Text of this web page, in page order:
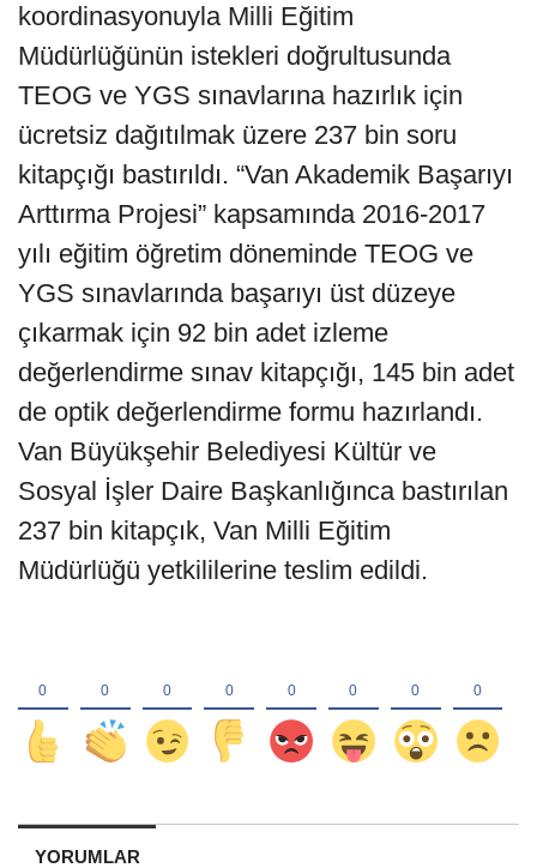
koordinasyonuyla Milli Eğitim
Müdürlüğünün istekleri doğrultusunda
TEOG ve YGS sınavlarına hazırlık için
ücretsiz dağıtılmak üzere 237 bin soru
kitapçığı bastırıldı. “Van Akademik Başarıyı
Arttırma Projesi” kapsamında 2016-2017
yılı eğitim öğretim döneminde TEOG ve
YGS sınavlarında başarıyı üst düzeye
çıkarmak için 92 bin adet izleme
değerlendirme sınav kitapçığı, 145 bin adet
de optik değerlendirme formu hazırlandı.
Van Büyükşehir Belediyesi Kültür ve
Sosyal İşler Daire Başkanlığınca bastırılan
237 bin kitapçık, Van Milli Eğitim
Müdürlüğü yetkililerine teslim edildi.
YORUMLAR